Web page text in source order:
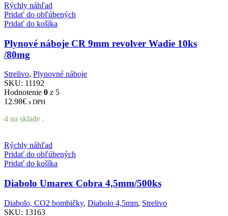
Rýchly náhľad
Pridať do obľúbených
Pridať do košíka
Plynové náboje CR 9mm revolver Wadie 10ks
/80mg
Strelivo, Plynovné náboje
SKU: 11192
Hodnotenie 0 z 5
12.98€ s DPH
4 na sklade .
Rýchly náhľad
Pridať do obľúbených
Pridať do košíka
Diabolo Umarex Cobra 4,5mm/500ks
Diabolo, CO2 bombičky, Diabolo 4,5mm, Strelivo
SKU: 13163